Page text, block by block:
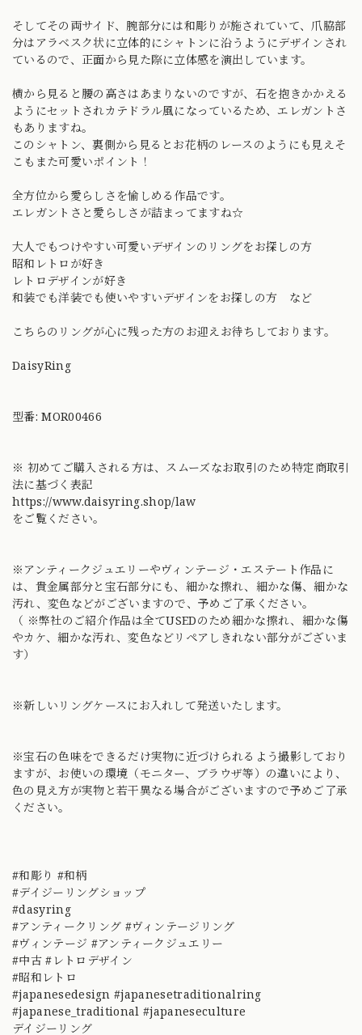
そしてその両サイド、腕部分には和彫りが施されていて、爪脇部
分はアラベスク状に立体的にシャトンに沿うようにデザインされ
ているので、正面から見た際に立体感を演出しています。
横から見ると腰の高さはあまりないのですが、石を抱きかかえる
ようにセットされカテドラル風になっているため、エレガントさ
もありますね。
このシャトン、裏側から見るとお花柄のレースのようにも見えそ
こもまた可愛いポイント！
全方位から愛らしさを愉しめる作品です。
エレガントさと愛らしさが詰まってますね☆
大人でもつけやすい可愛いデザインのリングをお探しの方
昭和レトロが好き
レトロデザインが好き
和装でも洋装でも使いやすいデザインをお探しの方 など
こちらのリングが心に残った方のお迎えお待ちしております。
DaisyRing
型番: MOR00466
※ 初めてご購入される方は、スムーズなお取引のため特定商取引
法に基づく表記
https://www.daisyring.shop/law
をご覧ください。
※アンティークジュエリーやヴィンテージ・エステート作品に
は、貴金属部分と宝石部分にも、細かな擦れ、細かな傷、細かな
汚れ、変色などがございますので、予めご了承ください。
（ ※弊社のご紹介作品は全てUSEDのため細かな擦れ、細かな傷
やカケ、細かな汚れ、変色などリペアしきれない部分がございま
す）
※新しいリングケースにお入れして発送いたします。
※宝石の色味をできるだけ実物に近づけられるよう撮影しており
ますが、お使いの環境（モニター、ブラウザ等）の違いにより、
色の見え方が実物と若干異なる場合がございますので予めご了承
ください。
#和彫り #和柄
#デイジーリングショップ
#dasyring
#アンティークリング #ヴィンテージリング
#ヴィンテージ #アンティークジュエリー
#中古 #レトロデザイン
#昭和レトロ
#japanesedesign #japanesetraditionalring
#japanese_traditional #japaneseculture
デイジーリング